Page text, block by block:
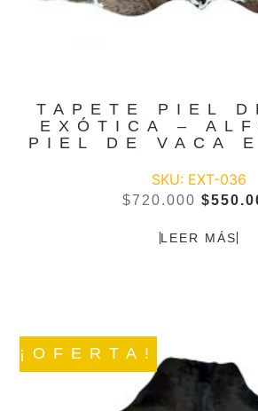
TAPETE PIEL
EXÓTICA –
PIEL DE VACA
SKU: EXT-036
$720.000 $
LEER MÁS
¡OFERTA!